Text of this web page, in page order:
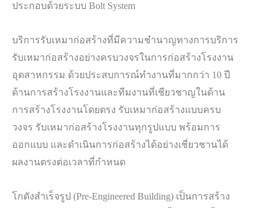
ประกอบด้วยระบบ Bolt System
บริการรับเหมาก่อสร้างที่มีความชำนาญทางการบริการ
รับเหมาก่อสร้างอย่างครบวงจรในการก่อสร้างโรงงาน
อุตสาหกรรม ด้วยประสบการณ์ทำงานที่มากกว่า 10 ปี
ด้านการสร้างโรงงานและทีมงานที่เชียวชาญในด้าน
การสร้างโรงงานโดยตรง รับเหมาก่อสร้างแบบครบ
วงจร รับเหมาก่อสร้างโรงงานทุกรูปแบบ พร้อมการ
ออกแบบ และดำเนินการก่อสร้างได้อย่างเชี่ยวชานได้
ผลงานตรงต่อเวลาที่กำหนด
โกดังสำเร็จรูป (Pre-Engineered Building) เป็นการสร้าง